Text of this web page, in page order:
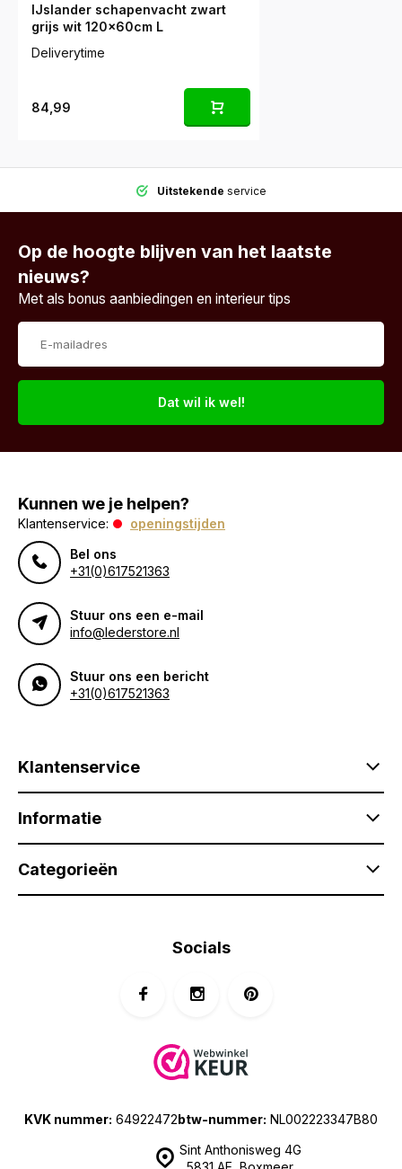
IJslander schapenvacht zwart
grijs wit 120x60cm L
Deliverytime
84,99
Uitstekende service
Op de hoogte blijven van het laatste
nieuws?
Met als bonus aanbiedingen en interieur tips
Dat wil ik wel!
Kunnen we je helpen?
Klantenservice:
openingstijden
Bel ons
+31(0)617521363
Stuur ons een e-mail
info@lederstore.nl
Stuur ons een bericht
+31(0)617521363
Klantenservice
Informatie
Categorieën
Sint Anthonisweg 4G
KVK nummer: 64922472btw-nummer: NL002223347B80
Socials